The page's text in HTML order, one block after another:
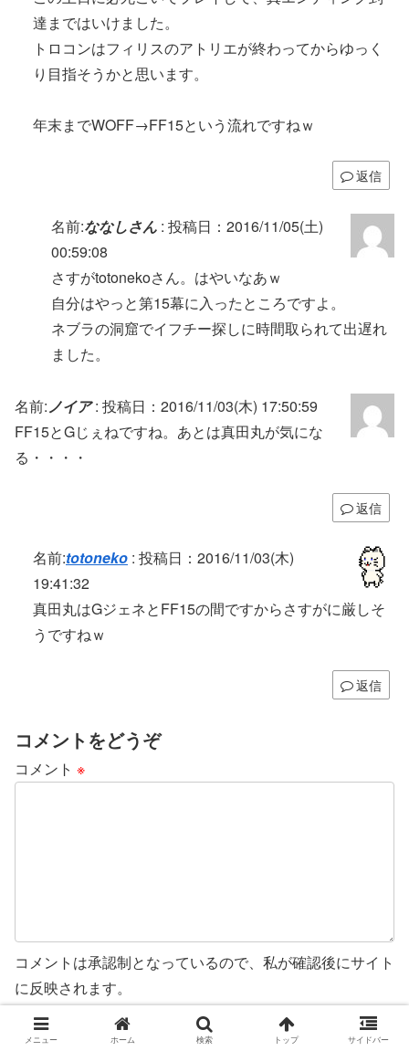
達まではいけました。
トロコンはフィリスのアトリエが終わってからゆっく
り目指そうかと思います。
年末までWOFF→FF15という流れですねｗ
返信
名前:ななしさん : 投稿日：2016/11/05(土)
00:59:08
さすがtotonekoさん。はやいなあｗ
自分はやっと第15幕に入ったところですよ。
ネブラの洞窟でイフチー探しに時間取られて出遅れ
ました。
名前:ノイア: 投稿日：2016/11/03(木) 17:50:59
FF15とGじぇねですね。あとは真田丸が気にな
る・・・・
返信
名前:totoneko : 投稿日：2016/11/03(木)
19:41:32
真田丸はGジェネとFF15の間ですからさすがに厳しそ
うですねｗ
返信
コメントをどうぞ
コメント ※
コメントは承認制となっているので、私が確認後にサイト
に反映されます。
名前
メニュー ホーム 検索 トップ サイドバー